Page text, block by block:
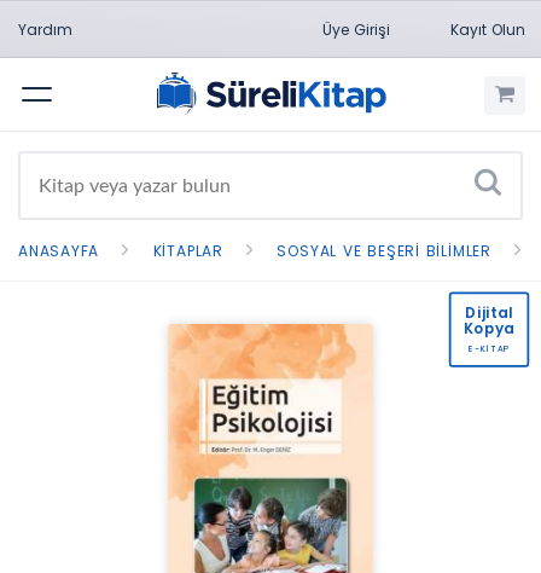
Yardım Üye Girişi Kayıt Olun
Menü
ANASAYFA KITAPLAR SOSYAL VE BEŞERI BILIMLER
Dijital
Kopya
E-KİTAP